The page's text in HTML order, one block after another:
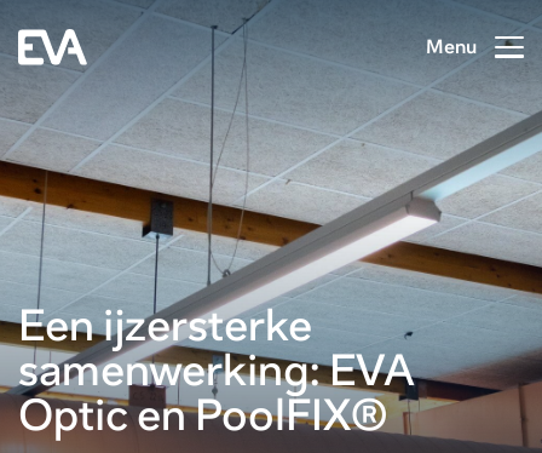
Menu
Een ijzersterke
samenwerking: EVA
Optic en PoolFIX®